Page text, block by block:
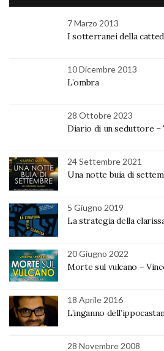
7 Marzo 2013
I sotterranei della
10 Dicembre 2013
L’ombra
28 Ottobre 2023
Diario di un seduttore –
24 Settembre 2021
Una notte buia di
5 Giugno 2019
La strategia della
20 Giugno 2022
Morte sul vulcano –
18 Aprile 2016
L’inganno
28 Novembre 2008